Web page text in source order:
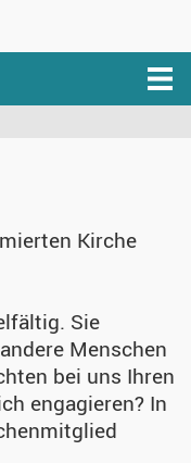
Kirche
Sie
Menschen
bei uns Ihren
engagieren? In